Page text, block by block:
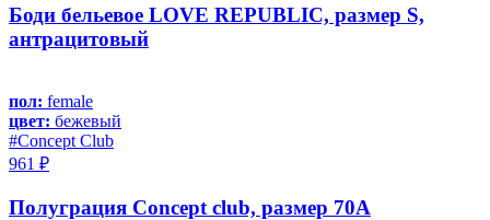
Боди бельевое LOVE REPUBLIC, размер S,
антрацитовый
пол: female
цвет: бежевый
#Concept Club
961 ₽
Полуграция Concept club, размер 70A